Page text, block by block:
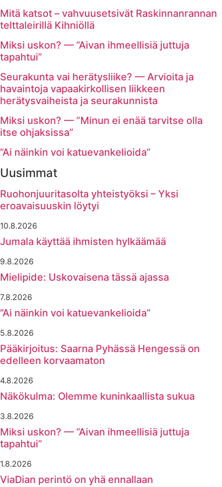
Mitä katsot – vahvuusetsivät Raskinnanrannan
telttaleirillä Kihniöllä
Miksi uskon? — ”Aivan ihmeellisiä juttuja
tapahtui”
Seurakunta vai herätysliike? — Arvioita ja
havaintoja vapaakirkollisen liikkeen
herätysvaiheista ja seurakunnista
Miksi uskon? — ”Minun ei enää tarvitse olla
itse ohjaksissa”
”Ai näinkin voi katuevankelioida”
Uusimmat
Ruohonjuuritasolta yhteistyöksi – Yksi
eroavaisuuskin löytyi
10.8.2026
Jumala käyttää ihmisten hylkäämää
9.8.2026
Mielipide: Uskovaisena tässä ajassa
7.8.2026
”Ai näinkin voi katuevankelioida”
5.8.2026
Pääkirjoitus: Saarna Pyhässä Hengessä on
edelleen korvaamaton
4.8.2026
Näkökulma: Olemme kuninkaallista sukua
3.8.2026
Miksi uskon? — ”Aivan ihmeellisiä juttuja
tapahtui”
1.8.2026
ViaDian perintö on yhä ennallaan